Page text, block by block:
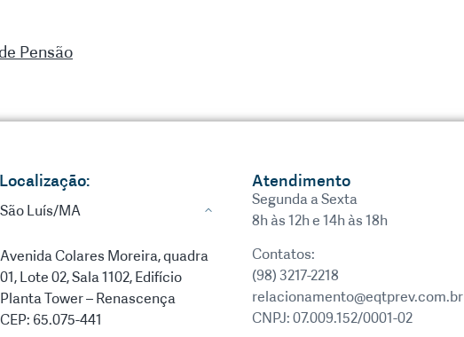
Pensão
Localização:
São Luís/MA
Avenida Colares Moreira, quadra
01, Lote 02, Sala 1102, Edifício
Planta Tower – Renascença
CEP: 65.075-441
Atendimento
Segunda a Sexta
8h às 12h e 14h às 18h
Contatos:
(98) 3217-2218
relacionamento@eqtprev.com.br
CNPJ: 07.009.152/0001-02